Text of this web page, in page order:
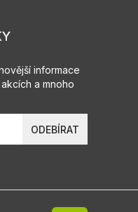
informace
a mnoho
ODEBÍRAT